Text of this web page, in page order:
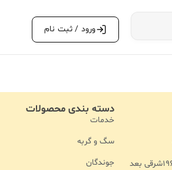
ورود / ثبت نام
آدرس :تهران -تهرانپارس-خیابان ۱۹۶شرقی بعد
دسته بندی محصولات
خدمات
سگ و گربه
جوندگان